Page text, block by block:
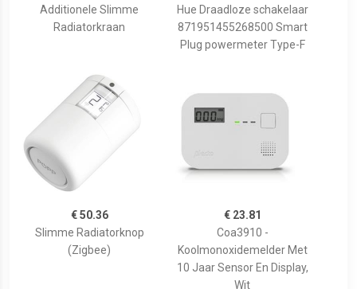
Additionele Slimme
Radiatorkraan
Hue Draadloze schakelaar
871951455268500 Smart
Plug powermeter Type-F
€ 50.36
Slimme Radiatorknop
(Zigbee)
€ 23.81
Coa3910 -
Koolmonoxidemelder Met
10 Jaar Sensor En Display,
Wit